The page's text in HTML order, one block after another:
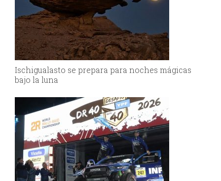
Ischigualasto se prepara para noches mágicas
bajo la luna